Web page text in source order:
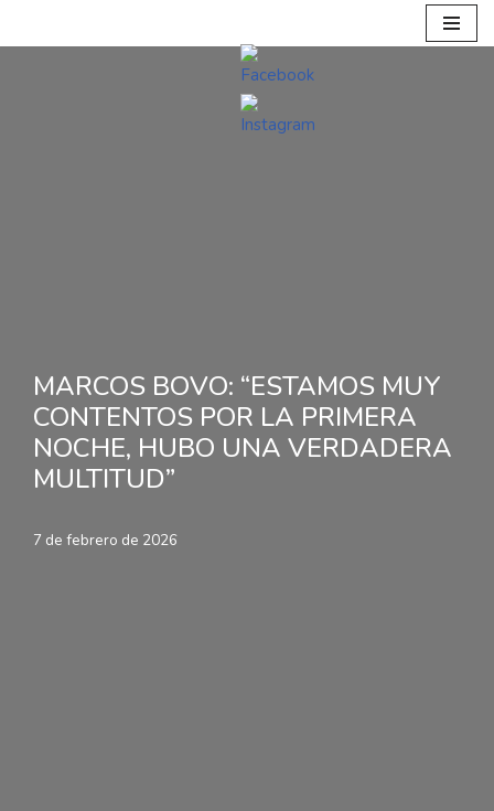
MARCOS BOVO: “ESTAMOS MUY
CONTENTOS POR LA PRIMERA
NOCHE, HUBO UNA VERDADERA
MULTITUD”
7 de febrero de 2026